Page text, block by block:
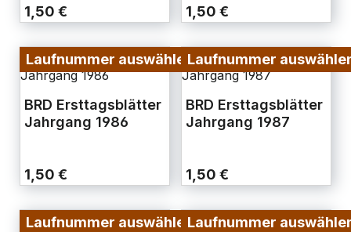
1,50 € 1,50 €
Laufnummer auswählen
BRD Ersttagsblätter
Jahrgang 1986
1,50 €
Laufnummer
BRD Ersttagsblätter
Jahrgang 1987
1,50 €
Laufnummer auswählenLaufnummer